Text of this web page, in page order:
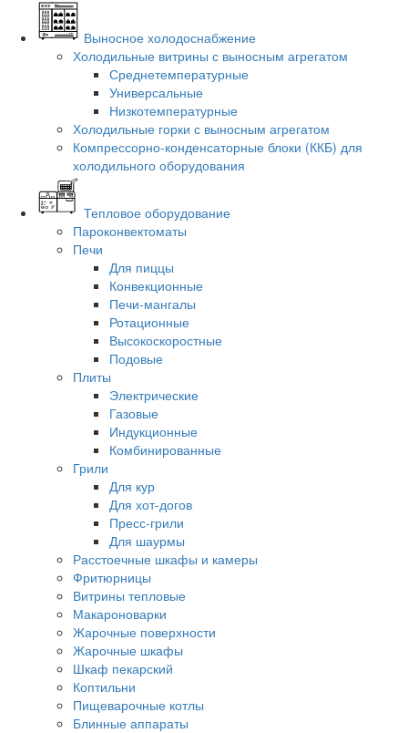
Выносное холодоснабжение
Холодильные витрины с выносным агрегатом
Среднетемпературные
Универсальные
Низкотемпературные
Холодильные горки с выносным агрегатом
Компрессорно-конденсаторные блоки (ККБ) для
холодильного оборудования
Тепловое оборудование
Пароконвектоматы
Печи
Для пиццы
Конвекционные
Печи-мангалы
Ротационные
Высокоскоростные
Подовые
Плиты
Электрические
Газовые
Индукционные
Комбинированные
Грили
Для кур
Для хот-догов
Пресс-грили
Для шаурмы
Расстоечные шкафы и камеры
Фритюрницы
Витрины тепловые
Макароноварки
Жарочные поверхности
Жарочные шкафы
Шкаф пекарский
Коптильни
Пищеварочные котлы
Блинные аппараты